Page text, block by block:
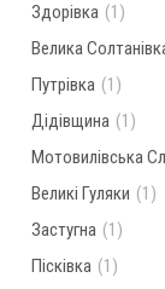
Здорівка (1)
Велика
Путрівка (1)
Дідівщина (1)
Мотовилівська
Великі Гуляки (1)
Застугна (1)
Пісківка (1)